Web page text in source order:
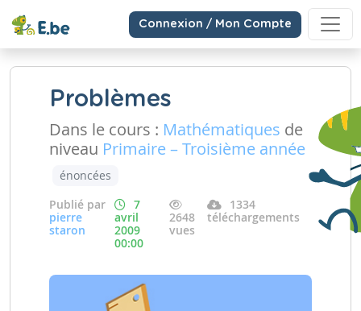
Connexion / Mon Compte
Problèmes
Dans le cours : Mathématiques de
niveau Primaire – Troisième année
énoncées
Publié par
pierre
staron
7
avril
2009
00:00
2648
vues
1334
téléchargements